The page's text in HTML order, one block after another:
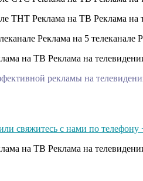
рекламы на
свяжитесь с нами по